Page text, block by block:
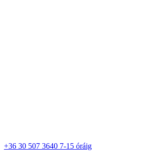
+36 30 507 3640 7-15 óráig